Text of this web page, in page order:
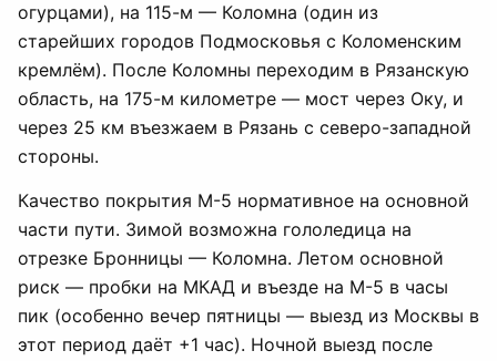
огурцами), на 115-м — Коломна (один из
старейших городов Подмосковья с Коломенским
кремлём). После Коломны переходим в Рязанскую
область, на 175-м километре — мост через Оку, и
через 25 км въезжаем в Рязань с северо-западной
стороны.
Качество покрытия М-5 нормативное на основной
части пути. Зимой возможна гололедица на
отрезке Бронницы — Коломна. Летом основной
риск — пробки на МКАД и въезде на М-5 в часы
пик (особенно вечер пятницы — выезд из Москвы в
этот период даёт +1 час). Ночной выезд после